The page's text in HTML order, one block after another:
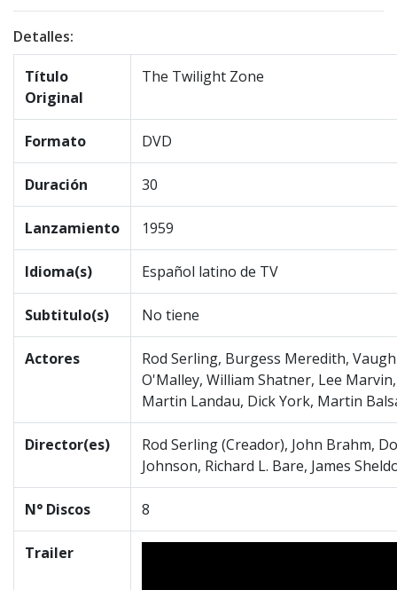
Detalles:
Título
Original
The Twilight Zone
Formato DVD
Duración 30
Lanzamiento 1959
Idioma(s) Español latino de TV
Subtitulo(s) No tiene
Actores
Rod Serling, Burgess Meredith,
O'Malley, William Shatner, Lee
Martin Landau, Dick York, Martin
Director(es)
Rod Serling (Creador), John Brahm,
Johnson, Richard L. Bare, James
N° Discos 8
Trailer